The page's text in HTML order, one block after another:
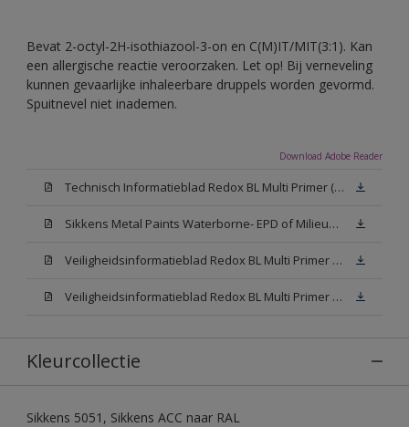
Bevat 2-octyl-2H-isothiazool-3-on en C(M)IT/MIT(3:1). Kan
een allergische reactie veroorzaken. Let op! Bij verneveling
kunnen gevaarlijke inhaleerbare druppels worden gevormd.
Spuitnevel niet inademen.
Download Adobe Reader
Technisch Informatieblad Redox BL Multi Primer (PDF)
Sikkens Metal Paints Waterborne- EPD of Milieuproductverklaring
Veiligheidsinformatieblad Redox BL Multi Primer W05 (MSDS)
Veiligheidsinformatieblad Redox BL Multi Primer N00 (MSDS)
Kleurcollectie
Sikkens 5051, Sikkens ACC naar RAL